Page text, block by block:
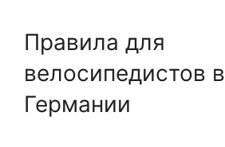
Правила для
велосипедистов в
Германии